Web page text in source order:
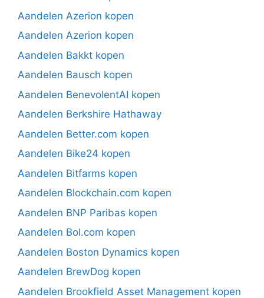
Aandelen Azerion kopen
Aandelen Azerion kopen
Aandelen Bakkt kopen
Aandelen Bausch kopen
Aandelen BenevolentAI kopen
Aandelen Berkshire Hathaway
Aandelen Better.com kopen
Aandelen Bike24 kopen
Aandelen Bitfarms kopen
Aandelen Blockchain.com kopen
Aandelen BNP Paribas kopen
Aandelen Bol.com kopen
Aandelen Boston Dynamics kopen
Aandelen BrewDog kopen
Aandelen Brookfield Asset Management kopen